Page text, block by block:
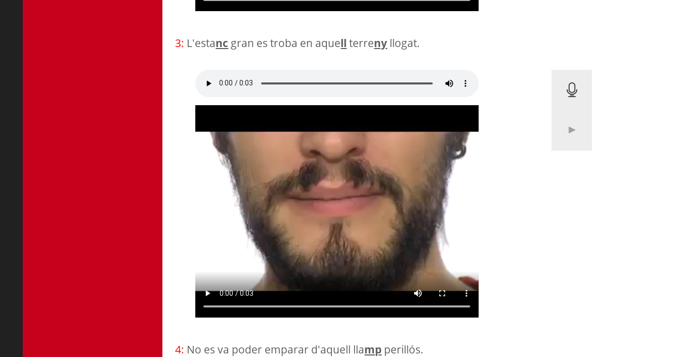
3: L'estanc gran es troba en aquell terreny llogat.
4: No es va poder emparar d'aquell llamp perillós.